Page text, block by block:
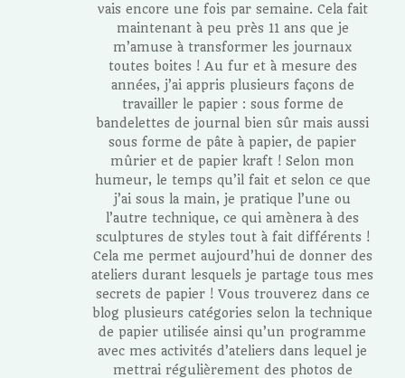
vais encore une fois par semaine. Cela fait
maintenant à peu près 11 ans que je
m’amuse à transformer les journaux
toutes boites ! Au fur et à mesure des
années, j’ai appris plusieurs façons de
travailler le papier : sous forme de
bandelettes de journal bien sûr mais aussi
sous forme de pâte à papier, de papier
mûrier et de papier kraft ! Selon mon
humeur, le temps qu’il fait et selon ce que
j’ai sous la main, je pratique l’une ou
l’autre technique, ce qui amènera à des
sculptures de styles tout à fait différents !
Cela me permet aujourd’hui de donner des
ateliers durant lesquels je partage tous mes
secrets de papier ! Vous trouverez dans ce
blog plusieurs catégories selon la technique
de papier utilisée ainsi qu’un programme
avec mes activités d’ateliers dans lequel je
mettrai régulièrement des photos de